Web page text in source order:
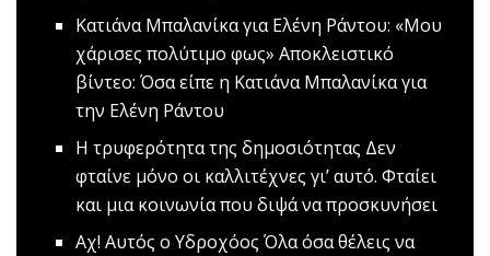
Κατιάνα Μπαλανίκα για Ελένη Ράντου: «Μου
χάρισες πολύτιμο φως» Αποκλειστικό
βίντεο: Όσα είπε η Κατιάνα Μπαλανίκα για
την Ελένη Ράντου
Η τρυφερότητα της δημοσιότητας Δεν
φταίνε μόνο οι καλλιτέχνες γι’ αυτό. Φταίει
και μια κοινωνία που διψά να προσκυνήσει
Αχ! Αυτός ο Υδροχόος Όλα όσα θέλεις να